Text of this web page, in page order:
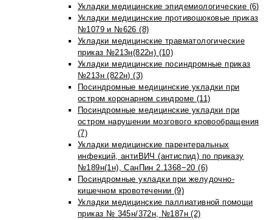
Укладки медицинские эпидемиологические (6)
Укладки медицинские противошоковые приказ
№1079 и №626 (8)
Укладки медицинские травматологические
приказ №213н(822н) (10)
Укладки медицинские посиндромные приказ
№213н (822н) (3)
Посиндромные медицинские укладки при
остром коронарном синдроме (11)
Посиндромные медицинские укладки при
остром нарушении мозгового кровообращения
(7)
Укладки медицинские парентеральных
инфекций, антиВИЧ (антиспид) по приказу
№189н(1н), СанПин 2.1368−20 (6)
Посиндромные укладки при желудочно-
кишечном кровотечении (9)
Укладки медицинские паллиативной помощи
приказ № 345н/372н, №187н (2)